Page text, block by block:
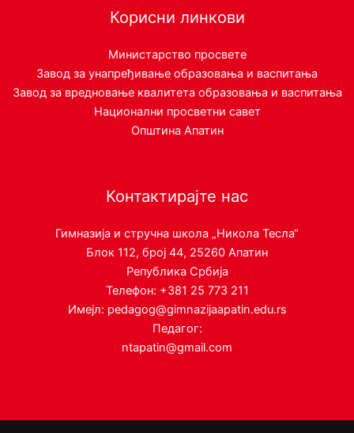
Корисни линкови
Министарство просвете
Завод за унапређивање образовања и васпитања
Завод за вредновање квалитета образовања и васпитања
Национални просветни савет
Општина Апатин
Контактирајте нас
Гимназија и стручна школа „Никола Тесла“
Блок 112, број 44, 25260 Апатин
Република Србија
Телефон: +381 25 773 211
Имејл: pedagog@gimnazijaapatin.edu.rs
Педагог:
ntapatin@gmail.com